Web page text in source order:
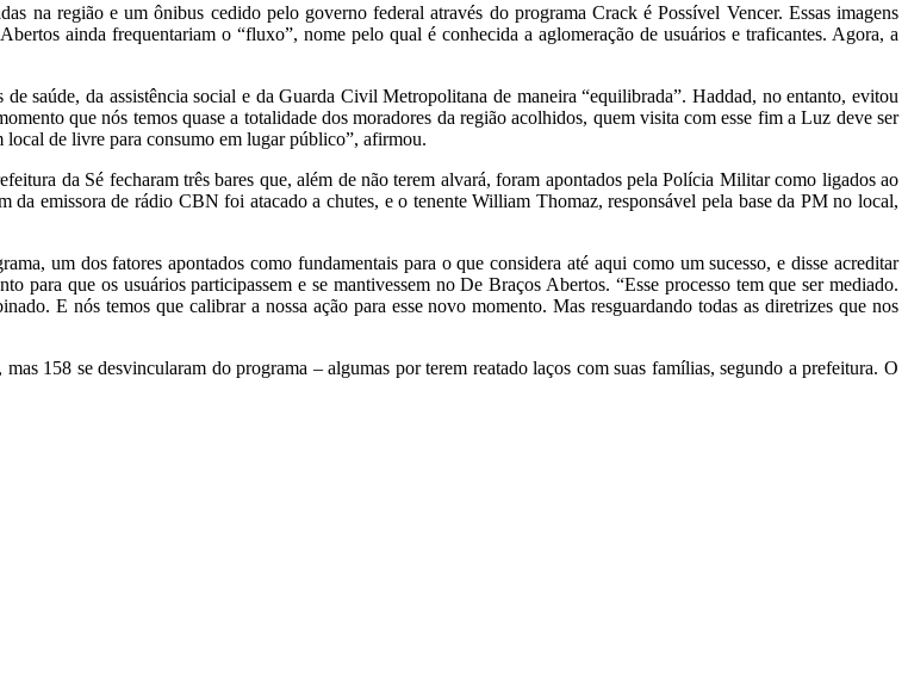
na região e um ônibus cedido pelo governo federal através do programa Crack é Possível Vencer. Essas imagens
ainda frequentariam o “fluxo”, nome pelo qual é conhecida a aglomeração de usuários e traficantes. Agora, a
saúde, da assistência social e da Guarda Civil Metropolitana de maneira “equilibrada”. Haddad, no entanto, evitou
que nós temos quase a totalidade dos moradores da região acolhidos, quem visita com esse fim a Luz deve ser
de livre para consumo em lugar público”, afirmou.
da Sé fecharam três bares que, além de não terem alvará, foram apontados pela Polícia Militar como ligados ao
emissora de rádio CBN foi atacado a chutes, e o tenente William Thomaz, responsável pela base da PM no local,
um dos fatores apontados como fundamentais para o que considera até aqui como um sucesso, e disse acreditar
para que os usuários participassem e se mantivessem no De Braços Abertos. “Esse processo tem que ser mediado.
E nós temos que calibrar a nossa ação para esse novo momento. Mas resguardando todas as diretrizes que nos
158 se desvincularam do programa – algumas por terem reatado laços com suas famílias, segundo a prefeitura. O